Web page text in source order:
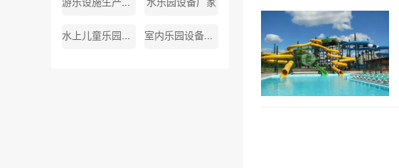
游乐设施生产厂家 水乐园设备厂家
水上儿童乐园厂家 室内乐园设备生产厂家